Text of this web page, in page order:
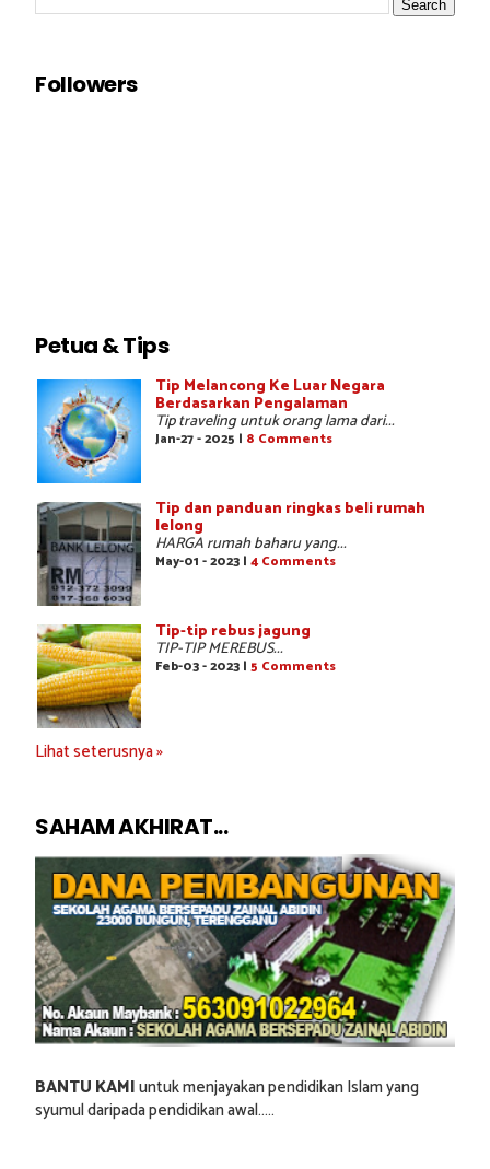
Followers
Petua & Tips
Tip Melancong Ke Luar Negara
Berdasarkan Pengalaman
Tip traveling untuk orang lama dari...
Jan-27 - 2025 | 8 Comments
Tip dan panduan ringkas beli rumah
lelong
HARGA rumah baharu yang...
May-01 - 2023 | 4 Comments
Tip-tip rebus jagung
TIP-TIP MEREBUS...
Feb-03 - 2023 | 5 Comments
Lihat seterusnya »
SAHAM AKHIRAT...
BANTU KAMIuntuk menjayakan pendidikan Islam yang
syumul daripada pendidikan awal.....